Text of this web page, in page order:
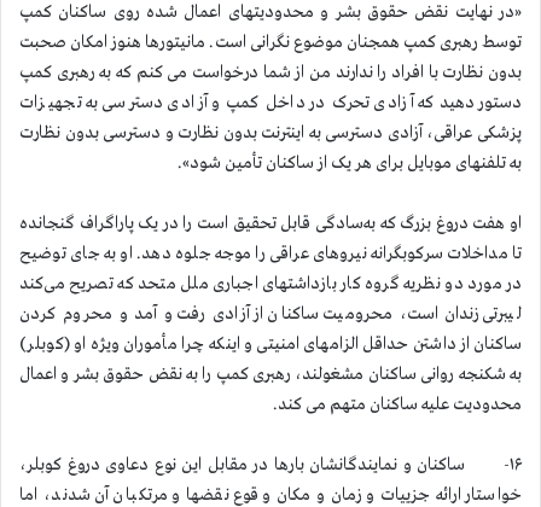
«در نهایت نقض حقوق بشر و محدودیتهای اعمال شده روی ساکنان کمپ
توسط رهبری کمپ همجنان موضوع نگرانی است. مانیتورها هنوز امکان صحبت
بدون نظارت با افراد را ندارند من از شما درخواست می کنم که به رهبری کمپ
دستور دهید که آزادی تحرک در داخل کمپ و آزادی دسترسی به تجهیزات
پزشکی عراقی، آزادی دسترسی به اینترنت بدون نظارت و دسترسی بدون نظارت
به تلفنهای موبایل برای هر یک از ساکنان تأمین شود».
او هفت دروغ بزرگ که به‌سادگی قابل تحقیق است را در یک پاراگراف گنجانده
تا مداخلات سرکوبگرانه نیروهای عراقی را موجه جلوه دهد. او به جای توضیح
در مورد دو نظریه گروه کار بازداشتهای اجباری ملل متحد که تصریح می‌کند
لیبرتی زندان است، محرومیت ساکنان از آزادی رفت و آمد و محروم کردن
ساکنان از داشتن حداقل الزامهای امنیتی و اینکه چرا مأموران ویژه او (کوبلر)
به شکنجه روانی ساکنان مشغولند، رهبری کمپ را به نقض حقوق بشر و اعمال
محدودیت علیه ساکنان متهم می کند.
۱۶- ساکنان و نمایندگانشان بارها در مقابل این نوع دعاوی دروغ کوبلر،
خواستار ارائه جزییات و زمان و مکان وقوع نقضها و مرتکبان آن شدند، اما